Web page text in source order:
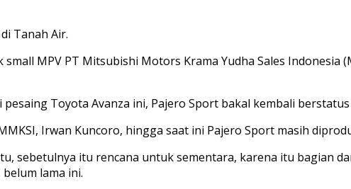
Tanah Air.
MPV PT Mitsubishi Motors Krama Yudha Sales Indonesia
Toyota Avanza ini, Pajero Sport bakal kembali berstatus
Irwan Kuncoro, hingga saat ini Pajero Sport masih
sebetulnya itu rencana untuk sementara, karena itu bagian
lama ini.